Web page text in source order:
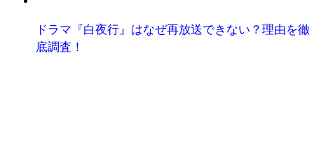
ドラマ『白夜行』はなぜ再放送できない？理由を徹
底調査！